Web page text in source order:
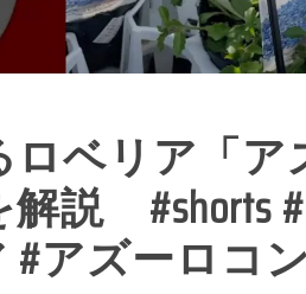
ベリア「ア
解説 #shorts
アズーロコ